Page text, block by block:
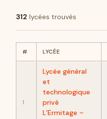
312 lycées trouvés
# LYCÉE
1
Lycée général
et
technologique
privé
L’Ermitage –